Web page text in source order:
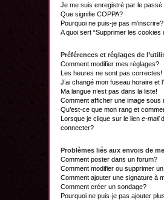
Je me suis enregistré par le
Que signifie COPPA?
Pourquoi ne puis-je pas m’inscrire?
A quoi sert “Supprimer les cookies
Préférences et réglages de
Comment modifier mes réglages?
Les heures ne sont pas correctes!
J’ai changé mon fuseau horaire et
Ma langue n’est pas dans la liste!
Comment afficher une image sous
Qu’est-ce que mon rang et
Lorsque je clique sur le lien e-mail
connecter?
Problèmes liés aux envois de
Comment poster dans un forum?
Comment modifier ou supprimer
Comment ajouter une signature à
Comment créer un sondage?
Pourquoi ne puis-je pas ajouter